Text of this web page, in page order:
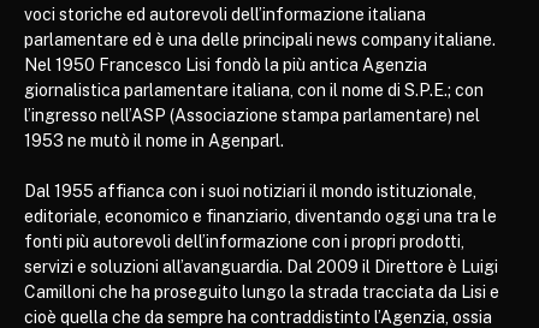
voci storiche ed autorevoli dell’informazione italiana
parlamentare ed è una delle principali news company italiane.
Nel 1950 Francesco Lisi fondò la più antica Agenzia
giornalistica parlamentare italiana, con il nome di S.P.E.; con
l’ingresso nell’ASP (Associazione stampa parlamentare) nel
1953 ne mutò il nome in Agenparl.
Dal 1955 affianca con i suoi notiziari il mondo istituzionale,
editoriale, economico e finanziario, diventando oggi una tra le
fonti più autorevoli dell’informazione con i propri prodotti,
servizi e soluzioni all’avanguardia. Dal 2009 il Direttore è Luigi
Camilloni che ha proseguito lungo la strada tracciata da Lisi e
cioè quella che da sempre ha contraddistinto l’Agenzia, ossia